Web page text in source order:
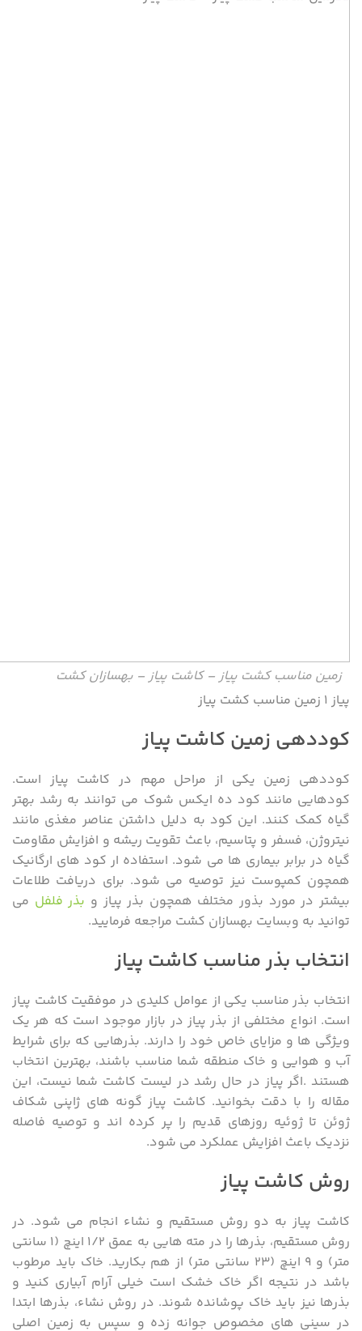
زمین مناسب کشت پیاز – کاشت پیاز – بهسازان کشت
پیاز ۱ زمین مناسب کشت پیاز
کوددهی زمین کاشت پیاز
کوددهی زمین یکی از مراحل مهم در کاشت پیاز است.
کودهایی مانند کود ده ایکس شوک می توانند به رشد بهتر
گیاه کمک کنند. این کود به دلیل داشتن عناصر مغذی مانند
نیتروژن، فسفر و پتاسیم، باعث تقویت ریشه و افزایش مقاومت
گیاه در برابر بیماری ها می شود. استفاده ار کود های ارگانیک
همچون کمپوست نیز توصیه می شود. برای دریافت طلاعات
بیشتر در مورد بذور مختلف همچون بذر پیاز و بذر فلفل می
توانید به وبسایت بهسازان کشت مراجعه فرمایید.
انتخاب بذر مناسب کاشت پیاز
انتخاب بذر مناسب یکی از عوامل کلیدی در موفقیت کاشت پیاز
است. انواع مختلفی از بذر پیاز در بازار موجود است که هر یک
ویژگی ها و مزایای خاص خود را دارند. بذرهایی که برای شرایط
آب و هوایی و خاک منطقه شما مناسب باشند، بهترین انتخاب
هستند .اگر پیاز در حال رشد در لیست کاشت شما نیست، این
مقاله را با دقت بخوانید. کاشت پیاز گونه های ژاپنی شکاف
ژوئن تا ژوئیه روزهای قدیم را پر کرده اند و توصیه فاصله
نزدیک باعث افزایش عملکرد می شود.
روش کاشت پیاز
کاشت پیاز به دو روش مستقیم و نشاء انجام می شود. در
روش مستقیم، بذرها را در مته هایی به عمق ۱/۲ اینچ (۱ سانتی
متر) و ۹ اینچ (۲۳ سانتی متر) از هم بکارید. خاک باید مرطوب
باشد در نتیجه اگر خاک خشک است خیلی آرام آبیاری کنید و
بذرها نیز باید خاک پوشانده شوند. در روش نشاء، بذرها ابتدا
در سینی های مخصوص جوانه زده و سپس به زمین اصلی